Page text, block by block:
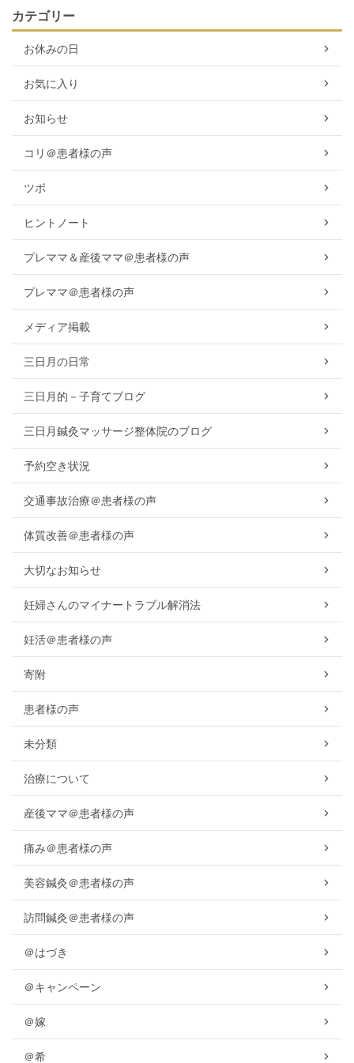
カテゴリー
お休みの日
お気に入り
お知らせ
コリ＠患者様の声
ツボ
ヒントノート
プレママ＆産後ママ＠患者様の声
プレママ＠患者様の声
メディア掲載
三日月の日常
三日月的－子育てブログ
三日月鍼灸マッサージ整体院のブログ
予約空き状況
交通事故治療＠患者様の声
体質改善＠患者様の声
大切なお知らせ
妊婦さんのマイナートラブル解消法
妊活＠患者様の声
寄附
患者様の声
未分類
治療について
産後ママ＠患者様の声
痛み＠患者様の声
美容鍼灸＠患者様の声
訪問鍼灸＠患者様の声
＠はづき
＠キャンペーン
＠嫁
＠希